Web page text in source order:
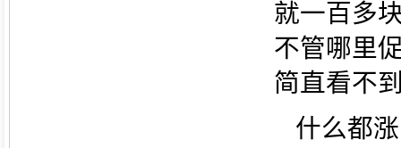
就一百多
不管哪里
简直看不
什么都